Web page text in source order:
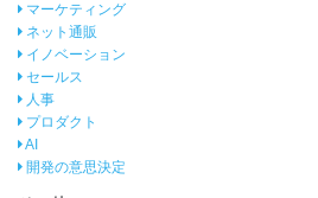
マーケティング
ネット通販
イノベーション
セールス
人事
プロダクト
AI
開発の意思決定